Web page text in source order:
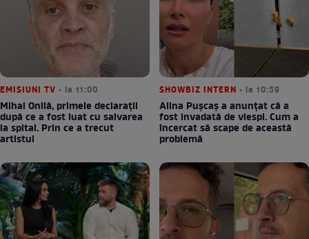
EMISIUNI TV • la 11:00
Mihai Onilă, primele declarații
după ce a fost luat cu salvarea
la spital. Prin ce a trecut
artistul
SHOWBIZ INTERN • la 10:59
Alina Pușcaș a anunțat că a
fost invadată de viespi. Cum a
încercat să scape de această
problemă